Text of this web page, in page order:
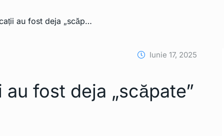
/ primele specificații au fost deja „scăpate” pe internet
Iunie 17, 2025
fost deja „scăpate”